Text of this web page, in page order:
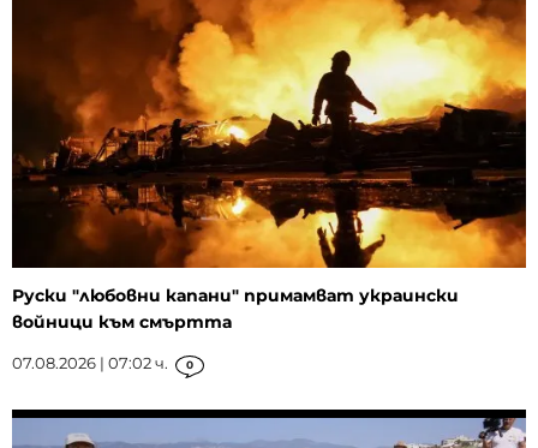
Руски "любовни капани" примамват украински
войници към смъртта
07.08.2026 | 07:02 ч. 0